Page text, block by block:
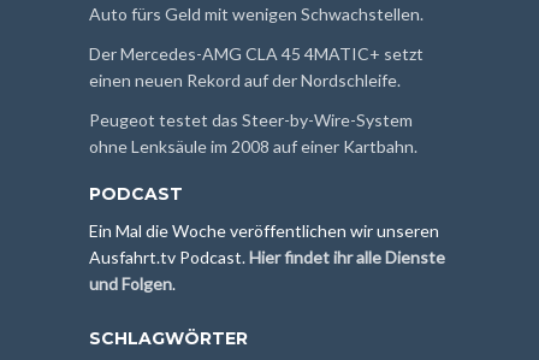
Auto fürs Geld mit wenigen Schwachstellen.
Der Mercedes-AMG CLA 45 4MATIC+ setzt
einen neuen Rekord auf der Nordschleife.
Peugeot testet das Steer-by-Wire-System
ohne Lenksäule im 2008 auf einer Kartbahn.
PODCAST
Ein Mal die Woche veröffentlichen wir unseren
Ausfahrt.tv Podcast.Hier findet ihr alle Dienste
und Folgen.
SCHLAGWÖRTER